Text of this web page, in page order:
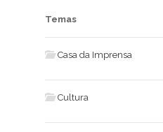
Temas
Casa da Imprensa
Cultura